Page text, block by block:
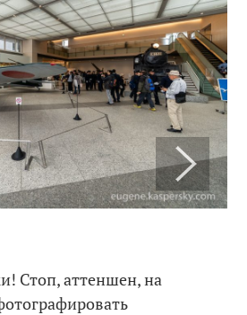
Стоп, аттеншен, на